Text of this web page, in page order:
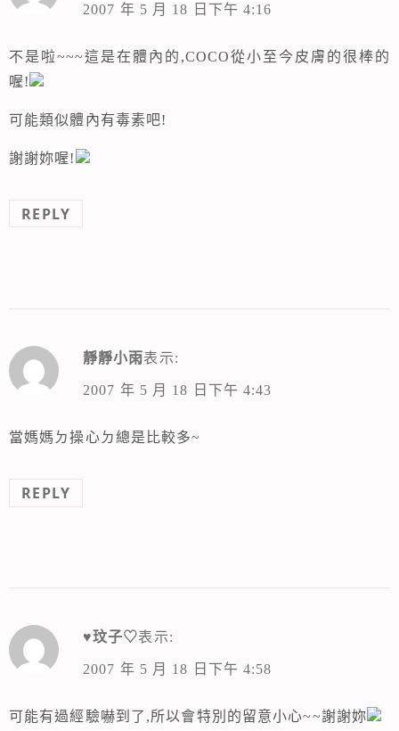
2007 年 5 月 18 日下午 4:16
不是啦~~~這是在體內的,COCO從小至今皮膚的很棒的
喔!
可能類似體內有毒素吧!
謝謝妳喔!
REPLY
靜靜小雨表示:
2007 年 5 月 18 日下午 4:43
當媽媽ㄉ操心ㄉ總是比較多~
REPLY
♥玟子♡表示:
2007 年 5 月 18 日下午 4:58
可能有過經驗嚇到了,所以會特別的留意小心~~謝謝妳